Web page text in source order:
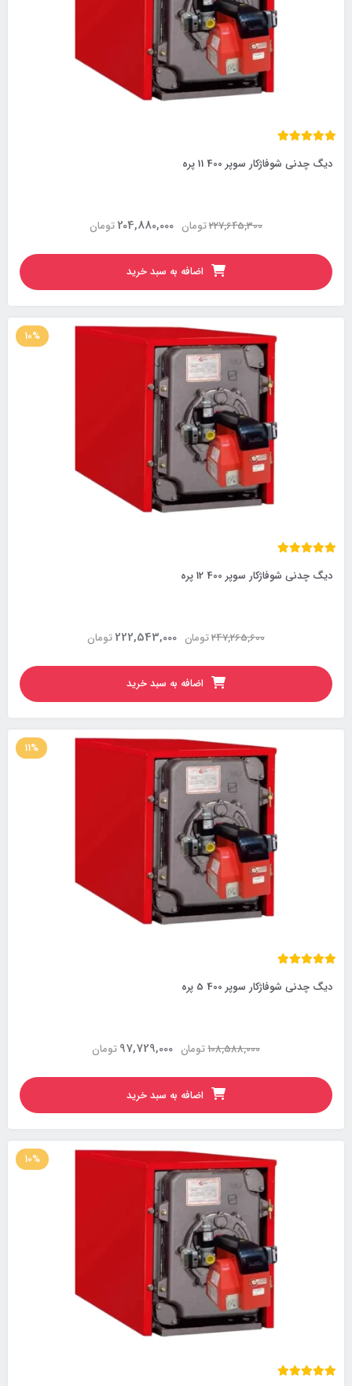
دیگ چدنی شوفاژکار سوپر 400 11 پره
تومان227,645,300 تومان204,880,000
اضافه به سبد خرید
10%
دیگ چدنی شوفاژکار سوپر 400 12 پره
تومان247,265,600 تومان222,543,000
اضافه به سبد خرید
11%
دیگ چدنی شوفاژکار سوپر 400 5 پره
تومان108,588,000 تومان97,729,000
اضافه به سبد خرید
10%